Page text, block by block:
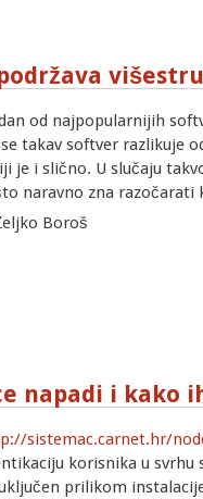
podržava
od najpopularnijih
takav softver razlikuje
je i slično. U slučaju
naravno zna razočarati
Boroš
napadi i kako
sistemac.carnet.hr/
korisnika u svrhu
prilikom